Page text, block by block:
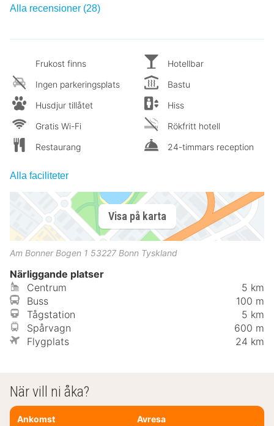
Alla recensioner (28)
Frukost finns
Ingen parkeringsplats
Husdjur tillåtet
Gratis Wi-Fi
Restaurang
Hotellbar
Bastu
Hiss
Rökfritt hotell
24-timmars reception
Alla faciliteter
Visa på karta
Am Bonner Bogen 1 53227 Bonn Tyskland
Närliggande platser
Centrum
5 km
Buss
100 m
Tågstation
5 km
Spårvagn
600 m
Flygplats
24 km
När vill ni åka?
Ankomst Avresa